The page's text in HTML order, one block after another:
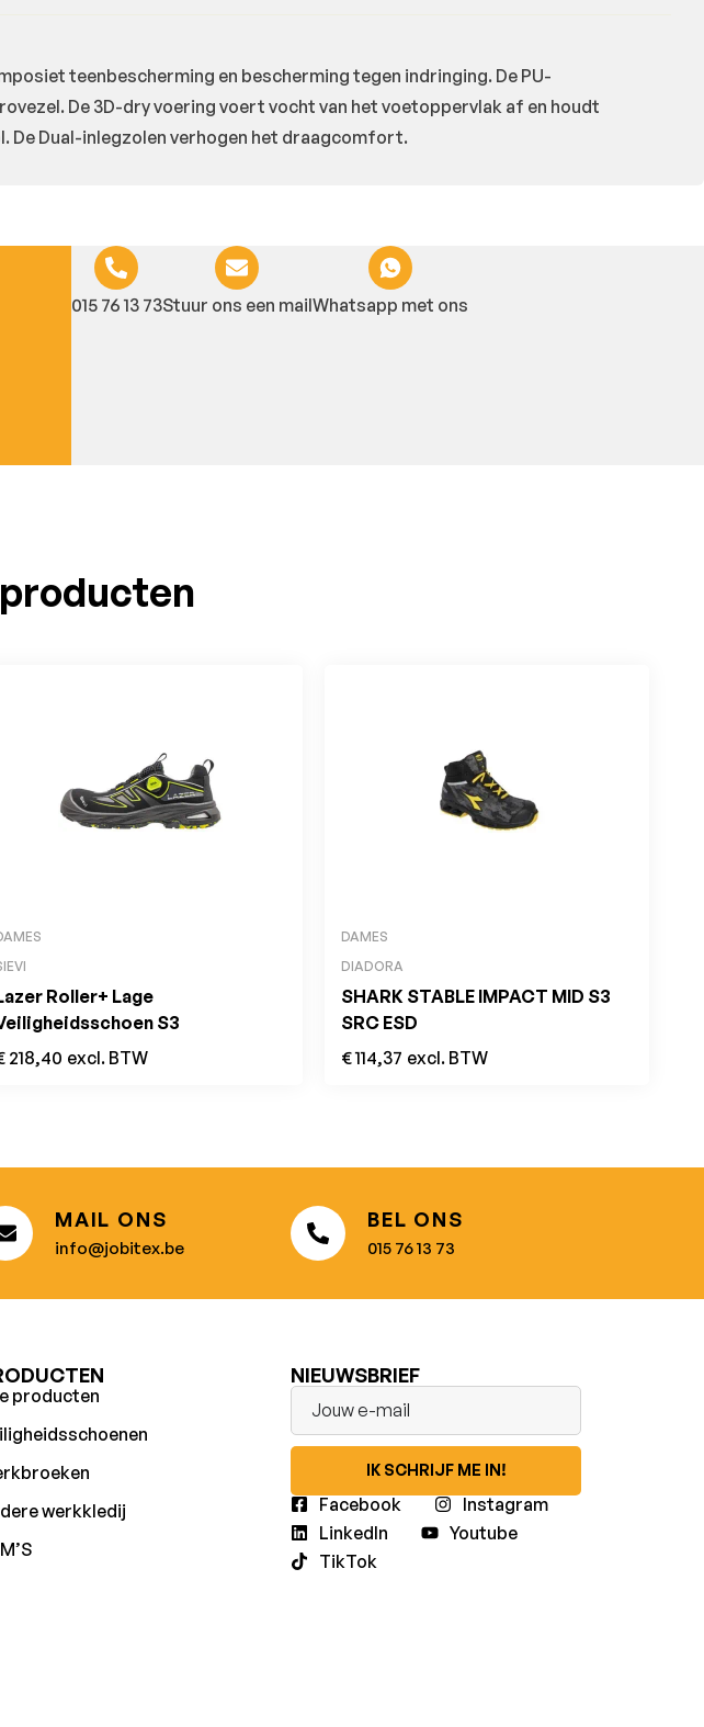
teenbescherming en bescherming tegen indringing. De PU-
De 3D-dry voering voert vocht van het voetoppervlak af en houdt
De Dual-inlegzolen verhogen het draagcomfort.
015 76 13 73Stuur ons een mailWhatsapp met ons
Roller+ Lage
S3
218,40 excl. BTW
DAMES
DIADORA
SHARK STABLE IMPACT MID S3
SRC ESD
€114,37 excl. BTW
MAIL ONS
info@jobitex.be
BEL ONS
015 76 13 73
producten
werkkledij
NIEUWSBRIEF
IK SCHRIJF ME IN!
Facebook
Instagram
LinkedIn
Youtube
TikTok